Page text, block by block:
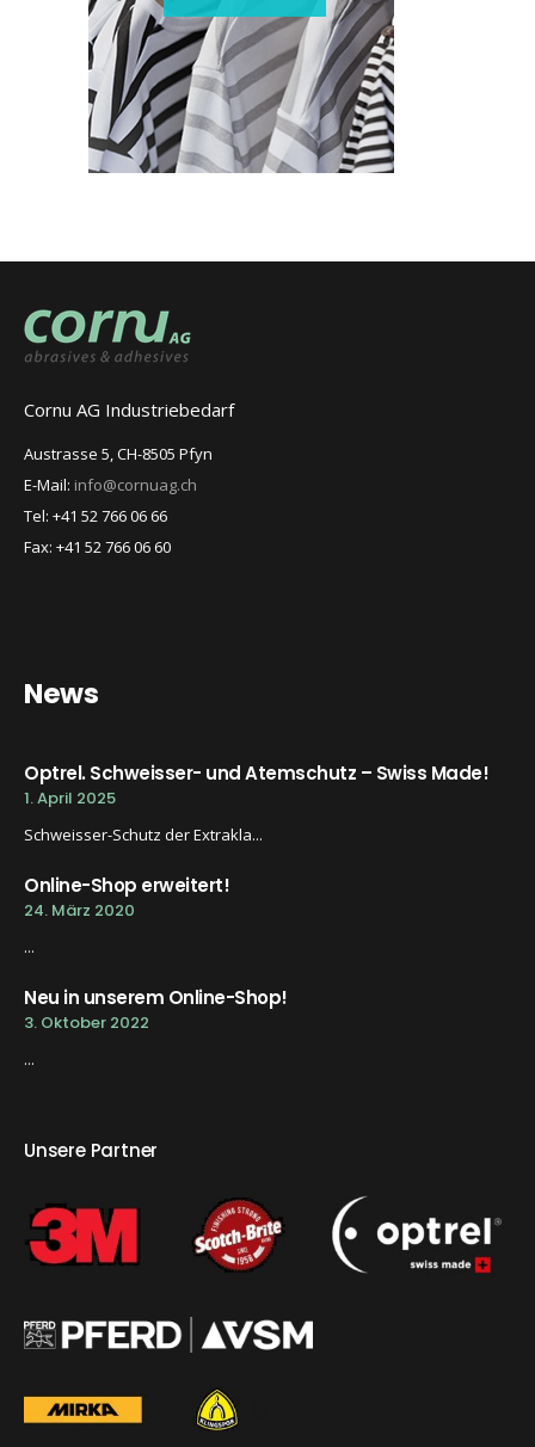
Cornu AG Industriebedarf
Austrasse 5, CH-8505 Pfyn
E-Mail: info@cornuag.ch
Tel: +41 52 766 06 66
Fax: +41 52 766 06 60
News
Optrel. Schweisser- und Atemschutz – Swiss Made!
1. April 2025
Schweisser-Schutz der Extrakla...
Online-Shop erweitert!
24. März 2020
...
Neu in unserem Online-Shop!
3. Oktober 2022
...
Unsere Partner